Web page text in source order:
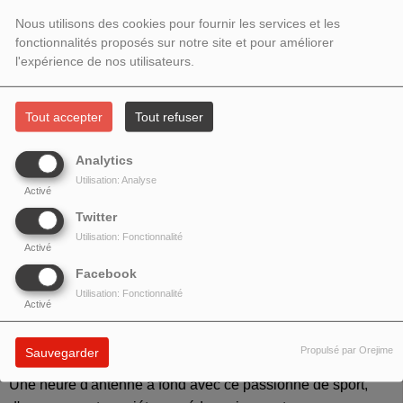
Nous utilisons des cookies pour fournir les services et les
fonctionnalités proposés sur notre site et pour améliorer
l'expérience de nos utilisateurs.
Tout accepter Tout refuser
Analytics
Activé
Utilisation: Analyse
Twitter
Activé
Utilisation: Fonctionnalité
Facebook
Activé
Utilisation: Fonctionnalité
Sauvegarder Propulsé par Orejime
2023 - AVEC ANTOINE
LEMARCHAND
Antoine Lemarchand ou l'itinéraire d'un dirigeant engagé !
Une heure d'antenne à fond avec ce passionné de sport,